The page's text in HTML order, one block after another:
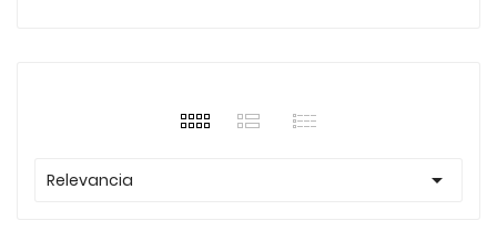
Relevancia 